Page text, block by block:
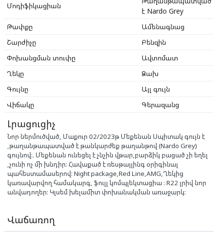
Մոդիֆիկացիան
է Nardo Grey
Թափքը
Ամենագնաց
Շարժիչը
Բենզին
Փոխանցման տուփը
Ավտոմատ
Ղեկը
Ձախ
Գույնը
Այլ գույն
Վիճակը
Գերազանց
Լրացուցիչ
Նոր ներմուծված, Մաքուր 02/2023թ Մեքենան Սպիտակ գույն է
,թաղանթապատված է թանկարժեք թաղանթով (Nardo Grey)
գույնով:. Մեքենան ունեցել է չնչին վթար,բարձիկ բացած չի եղել
,չունի ոչ մի խնդիր: Հավաքած է ռեսթայլինգ օրիգինալ
պահեստամասերով: Night package,Red Line,AMG,Ղեկից
կառավարվող համակարգ, ֆուլլ կոմպլեկտացիա : R22 լրիվ նոր
անվադողեր: Կլսեմ խելամիտ փոխանակման առաջարկ:
Վաճառող